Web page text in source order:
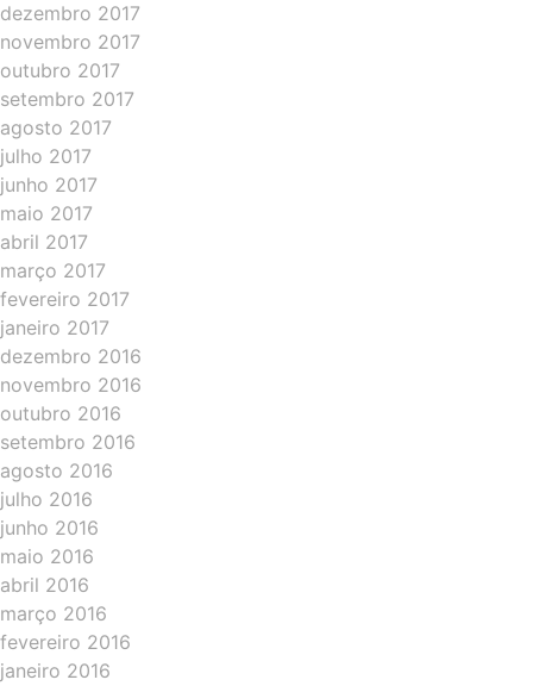
dezembro 2017
novembro 2017
outubro 2017
setembro 2017
agosto 2017
julho 2017
junho 2017
maio 2017
abril 2017
março 2017
fevereiro 2017
janeiro 2017
dezembro 2016
novembro 2016
outubro 2016
setembro 2016
agosto 2016
julho 2016
junho 2016
maio 2016
abril 2016
março 2016
fevereiro 2016
janeiro 2016